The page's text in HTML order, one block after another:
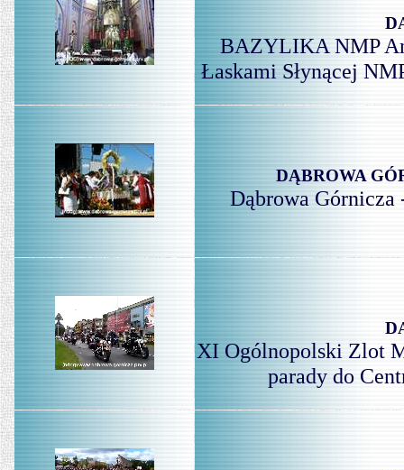
BAZYLIKA NMP
Łaskami Słynącej
DĄBROWA
Dąbrowa
XI Ogólnopolski Zlot
parady do